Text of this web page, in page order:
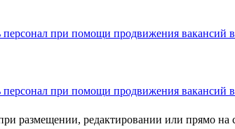
размещении, редактировании или прямо на